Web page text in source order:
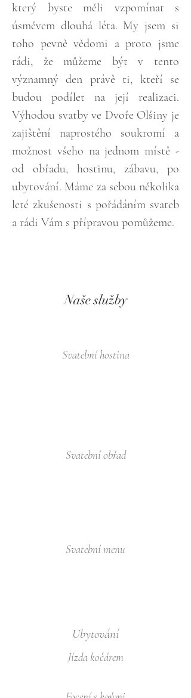
který byste měli vzpomínat s
úsměvem dlouhá léta. My jsem si
toho pevně vědomi a proto jsme
rádi, že můžeme být v tento
významný den právě ti, kteří se
budou podílet na její realizaci.
Výhodou svatby ve Dvoře Olšiny je
zajištění naprostého soukromí a
možnost všeho na jednom místě -
od obřadu, hostinu, zábavu, po
ubytování. Máme za sebou několika
leté zkušenosti s pořádáním svateb
a rádi Vám s přípravou pomůžeme.
Naše služby
Svatební hostina
Svatební obřad
Svatební menu
Ubytování
Jízda kočárem